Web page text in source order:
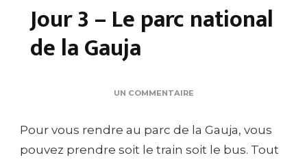
Jour 3 – Le parc national
de la Gauja
UN COMMENTAIRESUR
–
LE
Pour vous rendre au parc de la Gauja, vous
pouvez prendre soit le train soit le bus. Tout